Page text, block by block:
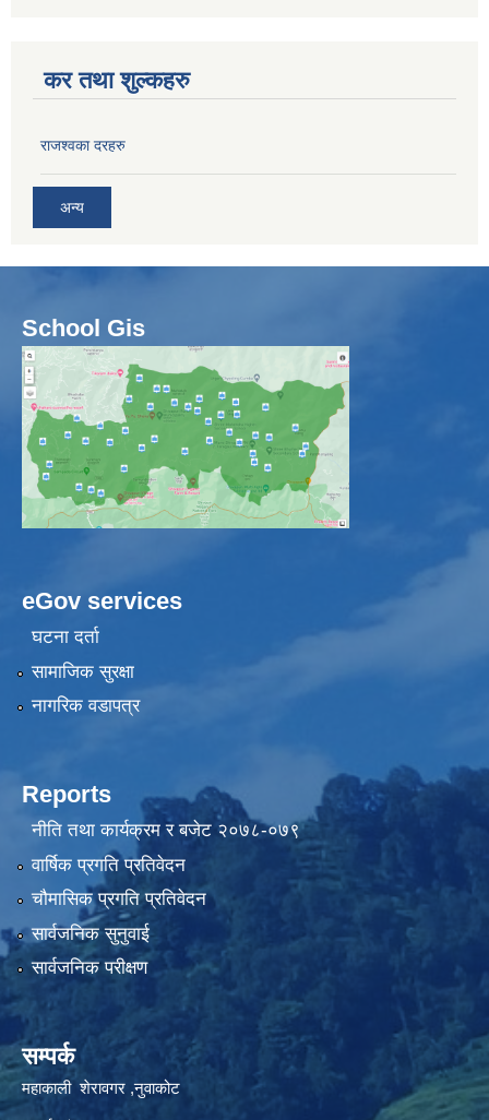
कर तथा शुल्कहरु
राजश्वका दरहरु
अन्य
School Gis
eGov services
घटना दर्ता
सामाजिक सुरक्षा
नागरिक वडापत्र
Reports
नीति तथा कार्यक्रम र बजेट २०७८-०७९
वार्षिक प्रगति प्रतिवेदन
चौमासिक प्रगति प्रतिवेदन
सार्वजनिक सुनुवाई
सार्वजनिक परीक्षण
सम्पर्क
महाकाली शेरावगर ,नुवाकोट